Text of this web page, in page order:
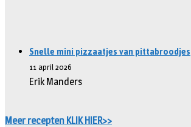
Snelle mini pizzaatjes van pittabroodjes
11 april 2026
Erik Manders
Meer recepten KLIK HIER>>